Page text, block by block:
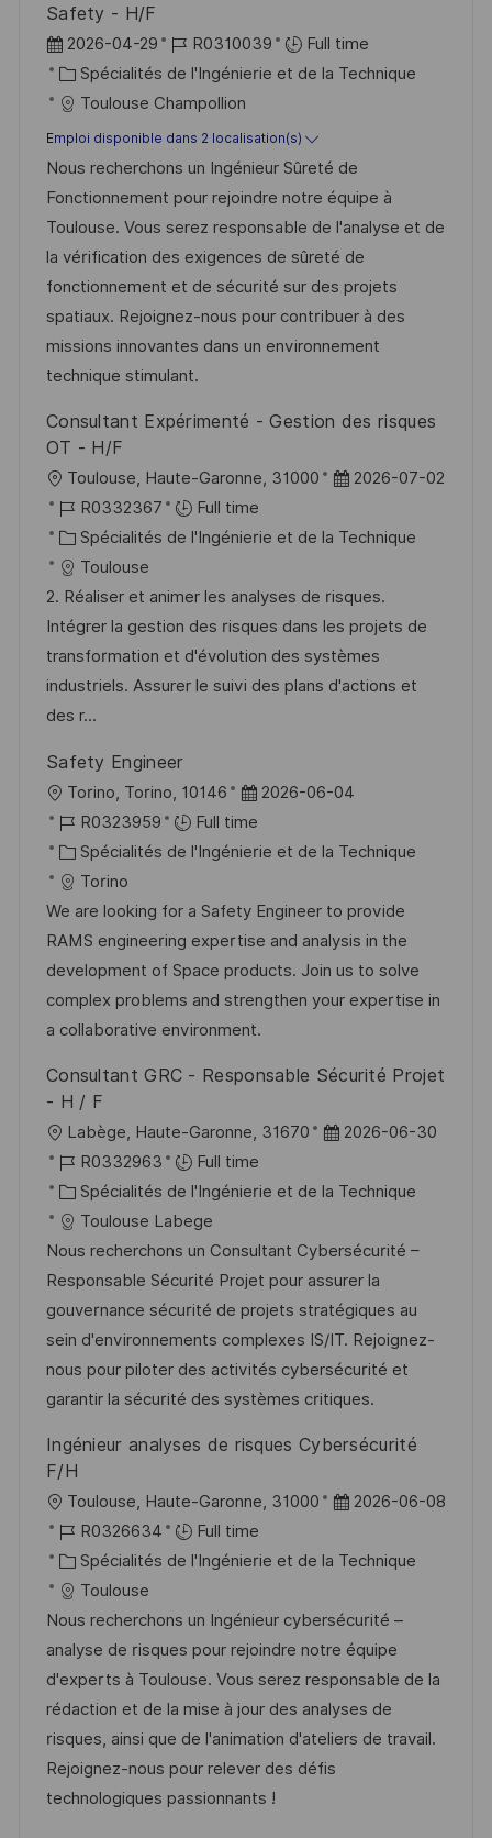
Safety - H/F
D
a
t
e
d
’
a
f
f
i
c
h
g
e
2026-04-29
R
é
f
é
r
e
n
c
e
d
u
p
s
e
R0310039
Full time
C
a
t
é
g
o
r
i
e
Spécialités de l'Ingénierie et de la Technique
Toulouse Champollion
Emploi disponible dans 2 localisation(s)
Nous recherchons un Ingénieur Sûreté de
Fonctionnement pour rejoindre notre équipe à
Toulouse. Vous serez responsable de l'analyse et de
la vérification des exigences de sûreté de
fonctionnement et de sécurité sur des projets
spatiaux. Rejoignez-nous pour contribuer à des
missions innovantes dans un environnement
technique stimulant.
Consultant Expérimenté - Gestion des risques
OT - H/F
o
c
a
l
i
s
a
t
o
n
Toulouse, Haute-Garonne, 31000
D
t
d
’
a
f
h
g
2026-07-02
R
é
f
é
r
e
n
c
d
u
p
o
s
t
e
R0332367
Full time
C
a
t
é
g
o
r
e
Spécialités de l'Ingénierie et de la Technique
Toulouse
2. Réaliser et animer les analyses de risques.
Intégrer la gestion des risques dans les projets de
transformation et d'évolution des systèmes
industriels. Assurer le suivi des plans d'actions et
des r...
Safety Engineer
o
c
a
l
i
s
a
t
o
Torino, Torino, 10146
D
a
t
d
’
a
f
f
c
2026-06-04
R
é
f
é
r
e
n
c
d
o
t
R0323959
Full time
C
a
t
é
g
o
r
e
Spécialités de l'Ingénierie et de la Technique
Torino
We are looking for a Safety Engineer to provide
RAMS engineering expertise and analysis in the
development of Space products. Join us to solve
complex problems and strengthen your expertise in
a collaborative environment.
Consultant GRC - Responsable Sécurité Projet
- H / F
o
c
a
l
i
s
a
t
i
n
Labège, Haute-Garonne, 31670
D
t
d
’
a
f
f
i
h
2026-06-30
R
é
f
é
r
e
n
c
e
u
s
e
R0332963
Full time
C
a
t
é
g
o
r
i
Spécialités de l'Ingénierie et de la Technique
Toulouse Labege
Nous recherchons un Consultant Cybersécurité –
Responsable Sécurité Projet pour assurer la
gouvernance sécurité de projets stratégiques au
sein d'environnements complexes IS/IT. Rejoignez-
nous pour piloter des activités cybersécurité et
garantir la sécurité des systèmes critiques.
Ingénieur analyses de risques Cybersécurité
F/H
o
c
a
l
i
s
a
t
i
o
Toulouse, Haute-Garonne, 31000
D
t
d
’
a
f
f
i
2026-06-08
R
é
f
é
r
e
n
c
e
d
R0326634
Full time
C
a
t
é
g
o
r
i
e
Spécialités de l'Ingénierie et de la Technique
Toulouse
Nous recherchons un Ingénieur cybersécurité –
analyse de risques pour rejoindre notre équipe
d'experts à Toulouse. Vous serez responsable de la
rédaction et de la mise à jour des analyses de
risques, ainsi que de l'animation d'ateliers de travail.
Rejoignez-nous pour relever des défis
technologiques passionnants !